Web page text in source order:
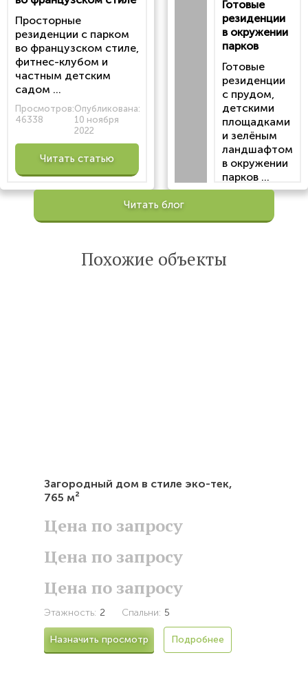
Просторные
резиденции с парком
во французском стиле,
фитнес-клубом и
частным детским
садом ...
Просмотров:
46338
Опубликована:
10 ноября
2022
Читать статью
Готовые
резиденции
в окружении
парков
Готовые
резиденции
с прудом,
детскими
площадками
и зелёным
ландшафтом
в окружении
парков ...
Просмотров:
Опубликована:
Читать блог
Похожие объекты
Загородный дом в стиле эко-тек,
765 м²
Цена по запросу
Цена по запросу
Цена по запросу
Этажность: 2 Спальни: 5
Назначить просмотр Подробнее